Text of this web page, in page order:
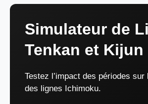
Simulateur de
Tenkan et Kijun
Testez l’impact des périodes
des lignes Ichimoku.